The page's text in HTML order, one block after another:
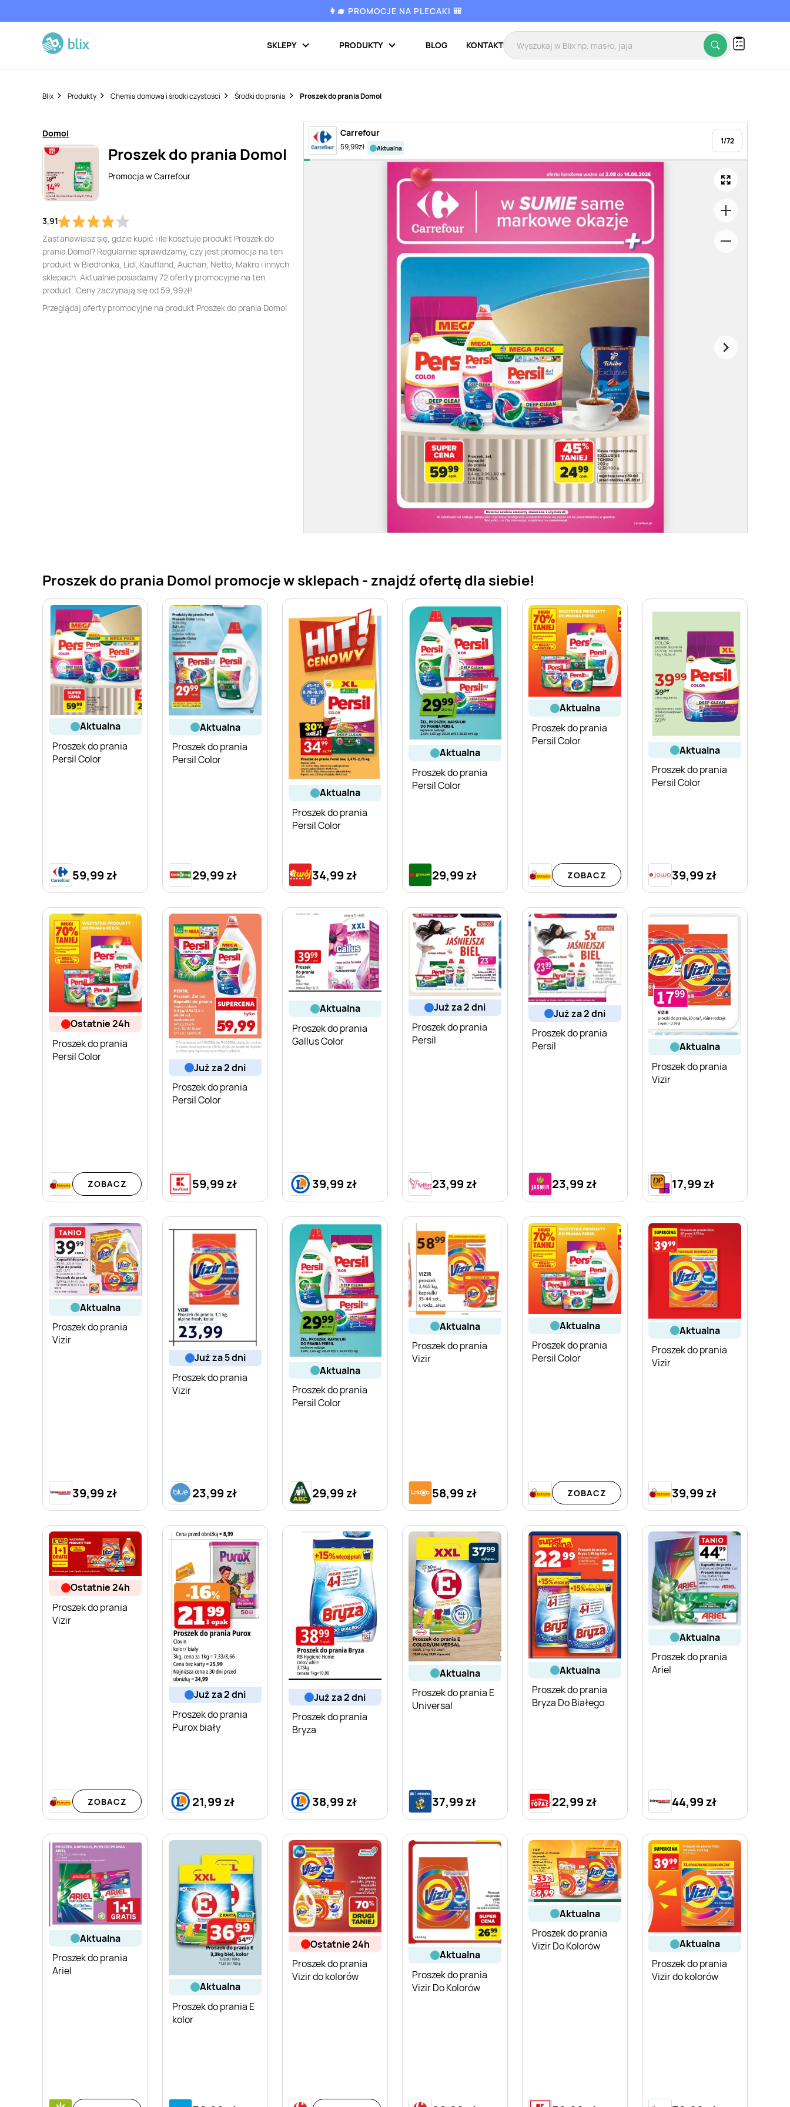
👩‍🎓 PROMOCJE NA PLECAKI 🎒
SKLEPY PRODUKTY BLOG KONTAKT
Blix Produkty Chemia domowa i środki czystości Środki do prania Proszek do prania Domol
Domol
Proszek do prania Domol
Promocja wCarrefour
3,91
Zastanawiasz się, gdzie kupić i ile kosztuje produkt Proszek do
prania Domol? Regularnie sprawdzamy, czy jest promocja na ten
produkt w Biedronka, Lidl, Kaufland, Auchan, Netto, Makro i innych
sklepach. Aktualnie posiadamy 72 oferty promocyjne na ten
produkt. Ceny zaczynają się od 59,99zł!
Przeglądaj oferty promocyjne na produkt Proszek do prania Domol
Carrefour
59,99zł aktualna
1/72
Proszek do prania Domol promocje w sklepach - znajdź ofertę dla siebie!
aktualna
Proszek do prania
Persil Color
59,99 zł
aktualna
Proszek do prania
Persil Color
29,99 zł
aktualna
Proszek do prania
Persil Color
34,99 zł
aktualna
Proszek do prania
Persil Color
29,99 zł
aktualna
Proszek do prania
Persil Color
ZOBACZ
aktualna
Proszek do prania
Persil Color
39,99 zł
ostatnie 24h
Proszek do prania
Persil Color
ZOBACZ
już za 2 dni
Proszek do prania
Persil Color
59,99 zł
aktualna
Proszek do prania
Gallus Color
39,99 zł
już za 2 dni
Proszek do prania
Persil
23,99 zł
już za 2 dni
Proszek do prania
Persil
23,99 zł
aktualna
Proszek do prania
Vizir
17,99 zł
aktualna
Proszek do prania
Vizir
39,99 zł
już za 5 dni
Proszek do prania
Vizir
23,99 zł
aktualna
Proszek do prania
Persil Color
29,99 zł
aktualna
Proszek do prania
Vizir
58,99 zł
aktualna
Proszek do prania
Persil Color
ZOBACZ
aktualna
Proszek do prania
Vizir
39,99 zł
ostatnie 24h
Proszek do prania
Vizir
ZOBACZ
już za 2 dni
Proszek do prania
Purox biały
21,99 zł
już za 2 dni
Proszek do prania
Bryza
38,99 zł
aktualna
Proszek do prania E
Universal
37,99 zł
aktualna
Proszek do prania
Bryza Do Białego
22,99 zł
aktualna
Proszek do prania
Ariel
44,99 zł
aktualna
Proszek do prania
Ariel
aktualna
Proszek do prania E
kolor
ostatnie 24h
Proszek do prania
Vizir do kolorów
aktualna
Proszek do prania
Vizir Do Kolorów
aktualna
Proszek do prania
Vizir Do Kolorów
aktualna
Proszek do prania
Vizir do kolorów